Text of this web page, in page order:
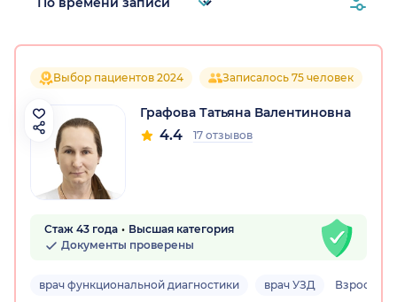
Выбор пациентов 2024 Записалось 75 человек
Графова Татьяна Валентиновна
4.4 17 отзывов
Стаж 43 года
Высшая категория
Документы проверены
врач функциональной диагностики врач УЗД Взрослый